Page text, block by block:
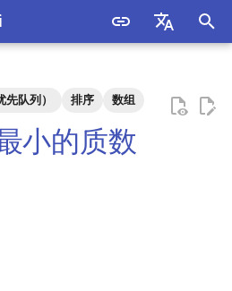
个
先队列） 排序 数组
小的质数